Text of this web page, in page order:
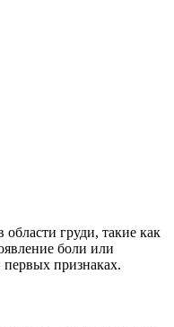
груди, такие как
боли или
признаках.